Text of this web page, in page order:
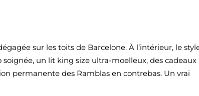
sur les toits de Barcelone. À l’intérieur, le
un lit king size ultra-moelleux, des cadeaux
permanente des Ramblas en contrebas. Un vrai